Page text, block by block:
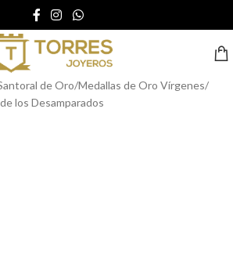
de Oro/Medallas de Oro Vírgenes/
los Desamparados